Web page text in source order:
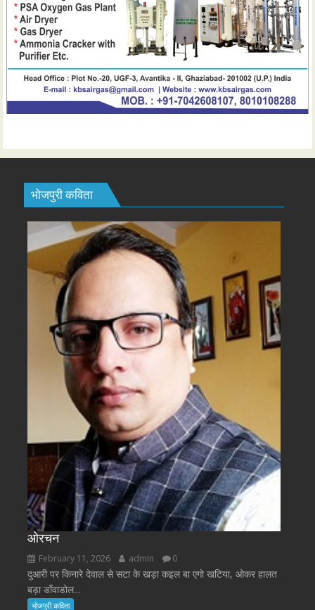
भोजपुरी कविता
ओरचन
February 11, 2026 admin 0
दुआरी पर किनारे देवाल से सटा के खड़ा कइल बा एगो खटिया, ओकर हालत
बड़ा डाँवाडोल...
भोजपुरी कविता